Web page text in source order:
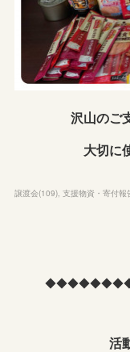
沢山のご
大切に
譲渡会(109) 支援物資・寄付報
活